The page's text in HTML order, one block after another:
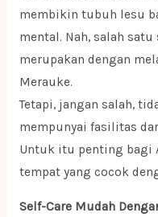
membikin tubuh lesu
mental. Nah, salah
merupakan dengan
Merauke.
Tetapi, jangan salah,
mempunyai fasilitas
Untuk itu penting bagi
tempat yang cocok
Self-Care Mudah